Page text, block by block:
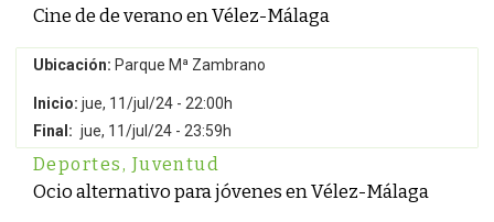
Cine de de verano en Vélez-Málaga
Ubicación: Parque Mª Zambrano
Inicio: jue, 11/jul/24 - 22:00h
Final: jue, 11/jul/24 - 23:59h
Deportes, Juventud
Ocio alternativo para jóvenes en Vélez-Málaga